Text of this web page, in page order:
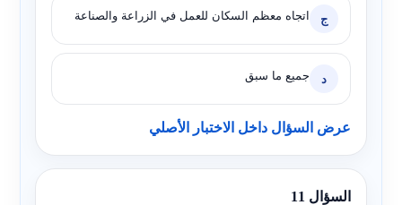
ج اتجاه معظم السكان للعمل في الزراعة والصناعة
د جميع ما سبق
عرض السؤال داخل الاختبار الأصلي
السؤال 11